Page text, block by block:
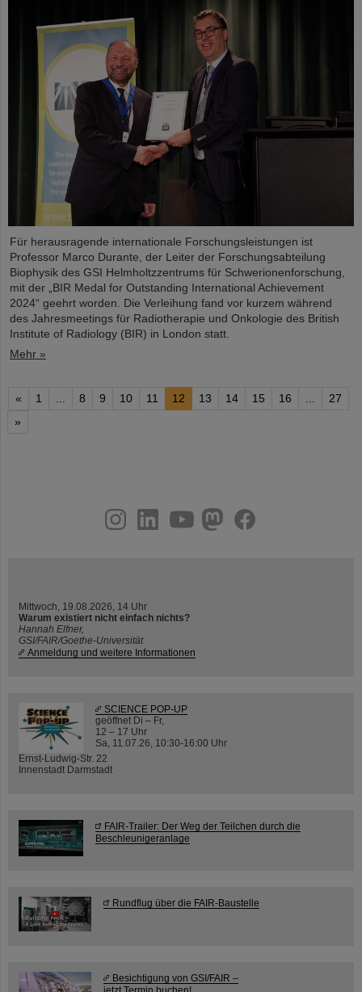
Für herausragende internationale Forschungsleistungen ist
Professor Marco Durante, der Leiter der Forschungsabteilung
Biophysik des GSI Helmholtzzentrums für Schwerionenforschung,
mit der „BIR Medal for Outstanding International Achievement
2024“ geehrt worden. Die Verleihung fand vor kurzem während
des Jahresmeetings für Radiotherapie und Onkologie des British
Institute of Radiology (BIR) in London statt.
Mehr »
« 1 ... 8 9 10 11 12 13 14 15 16 ...
27
»
youtube
helmholtz.social
facebook
Mittwoch, 19.08.2026, 14 Uhr
Warum existiert nicht einfach nichts?
Hannah Elfner,
GSI/FAIR/Goethe-Universität
Anmeldung und weitere Informationen
SCIENCE POP-UP
geöffnet Di – Fr,
12 – 17 Uhr
Sa, 11.07.26, 10:30-16:00 Uhr
Ernst-Ludwig-Str. 22
Innenstadt Darmstadt
FAIR-Trailer: Der Weg der Teilchen durch die
Beschleunigeranlage
Rundflug über die FAIR-Baustelle
Besichtigung von GSI/FAIR –